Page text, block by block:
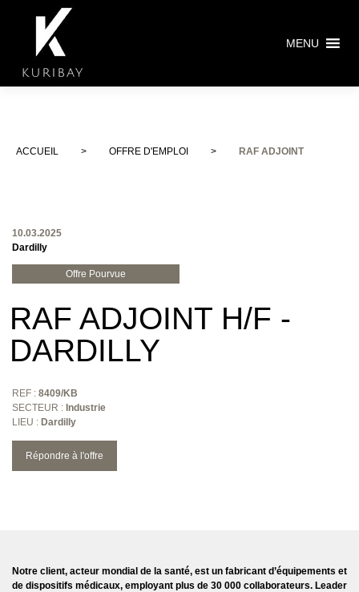
MENU
ACCUEIL > OFFRE D'EMPLOI > RAF ADJOINT
10.03.2025
Dardilly
Offre Pourvue
RAF ADJOINT H/F -
DARDILLY
REF : 8409/KB
SECTEUR : Industrie
LIEU : Dardilly
Répondre à l'offre
Notre client, acteur mondial de la santé, est un fabricant d’équipements et
de dispositifs médicaux, employant plus de 30 000 collaborateurs. Leader